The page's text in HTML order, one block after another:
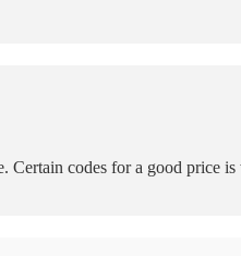
Certain codes for a good price